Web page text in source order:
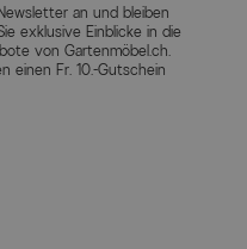
an und bleiben
exklusive Einblicke in die
von Gartenmöbel.ch.
einen Fr. 10.-Gutschein